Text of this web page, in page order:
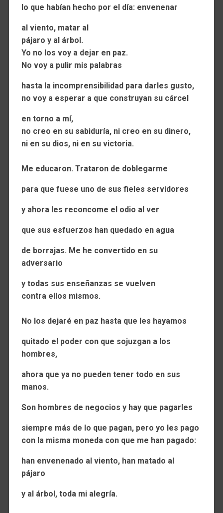
lo que habían hecho por el día: envenenar
al viento, matar al
pájaro y al árbol.
Yo no los voy a dejar en paz.
No voy a pulir mis palabras
hasta la incomprensibilidad para darles gusto,
no voy a esperar a que construyan su cárcel
en torno a mí,
no creo en su sabiduría, ni creo en su dinero,
ni en su dios, ni en su victoria.
Me educaron. Trataron de doblegarme
para que fuese uno de sus fieles servidores
y ahora les reconcome el odio al ver
que sus esfuerzos han quedado en agua
de borrajas. Me he convertido en su
adversario
y todas sus enseñanzas se vuelven
contra ellos mismos.
No los dejaré en paz hasta que les hayamos
quitado el poder con que sojuzgan a los
hombres,
ahora que ya no pueden tener todo en sus
manos.
Son hombres de negocios y hay que pagarles
siempre más de lo que pagan, pero yo les pago
con la misma moneda con que me han pagado:
han envenenado al viento, han matado al
pájaro
y al árbol, toda mi alegría.